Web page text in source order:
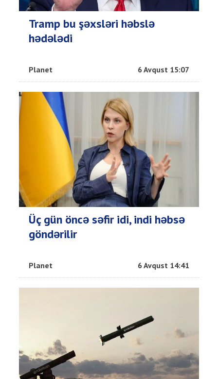
Tramp bu şəxsləri həbslə
hədələdi
Planet 6 Avqust 15:07
Üç gün öncə səfir idi, indi həbsə
göndərilir
Planet 6 Avqust 14:41